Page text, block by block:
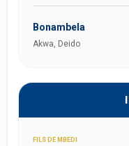
Bonambela
Akwa, Deido
FILS DE MBEDI